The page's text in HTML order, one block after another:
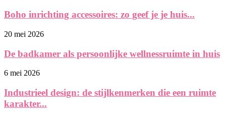
Boho inrichting accessoires: zo geef je je huis...
20 mei 2026
De badkamer als persoonlijke wellnessruimte in huis
6 mei 2026
Industrieel design: de stijlkenmerken die een ruimte
karakter...